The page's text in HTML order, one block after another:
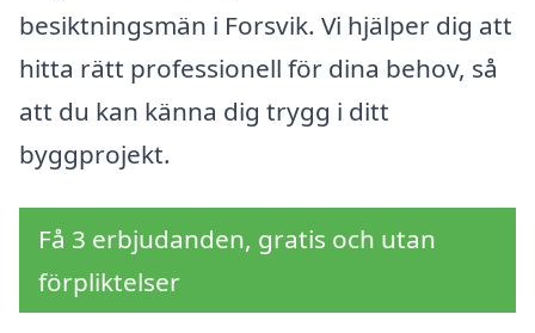
besiktningsmän i Forsvik. Vi hjälper dig att
hitta rätt professionell för dina behov, så
att du kan känna dig trygg i ditt
byggprojekt.
Få 3 erbjudanden, gratis och utan
förpliktelser